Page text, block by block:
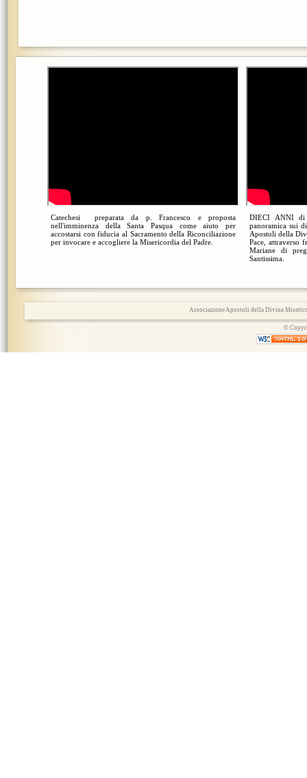
Catechesi preparata da p. Francesco e proposta
nell'imminenza della Santa Pasqua come aiuto per
accostarsi con fiducia al Sacramento della Riconciliazione
per invocare e accogliere la Misericordia del Padre.
DIECI ANNI
panoramica sui
Apostoli della
Pace, attraverso
Mariane di
Santissima.
Associazione Apostoli della Divina
©